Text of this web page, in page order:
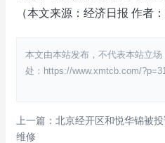
（本文来源：经济日报 作者：
本文由本站发布，不代表本站立
处：https://www.xmtcb.com/
上一篇：北京经开区和悦华锦被
维修